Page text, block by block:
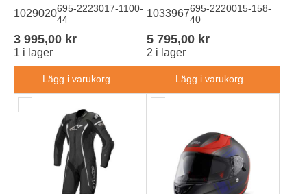
1029020695-2223017-1100-
44
3 995,00 kr
1 i lager
Lägg i varukorg
1033967695-2220015-158-
40
5 795,00 kr
2 i lager
Lägg i varukorg